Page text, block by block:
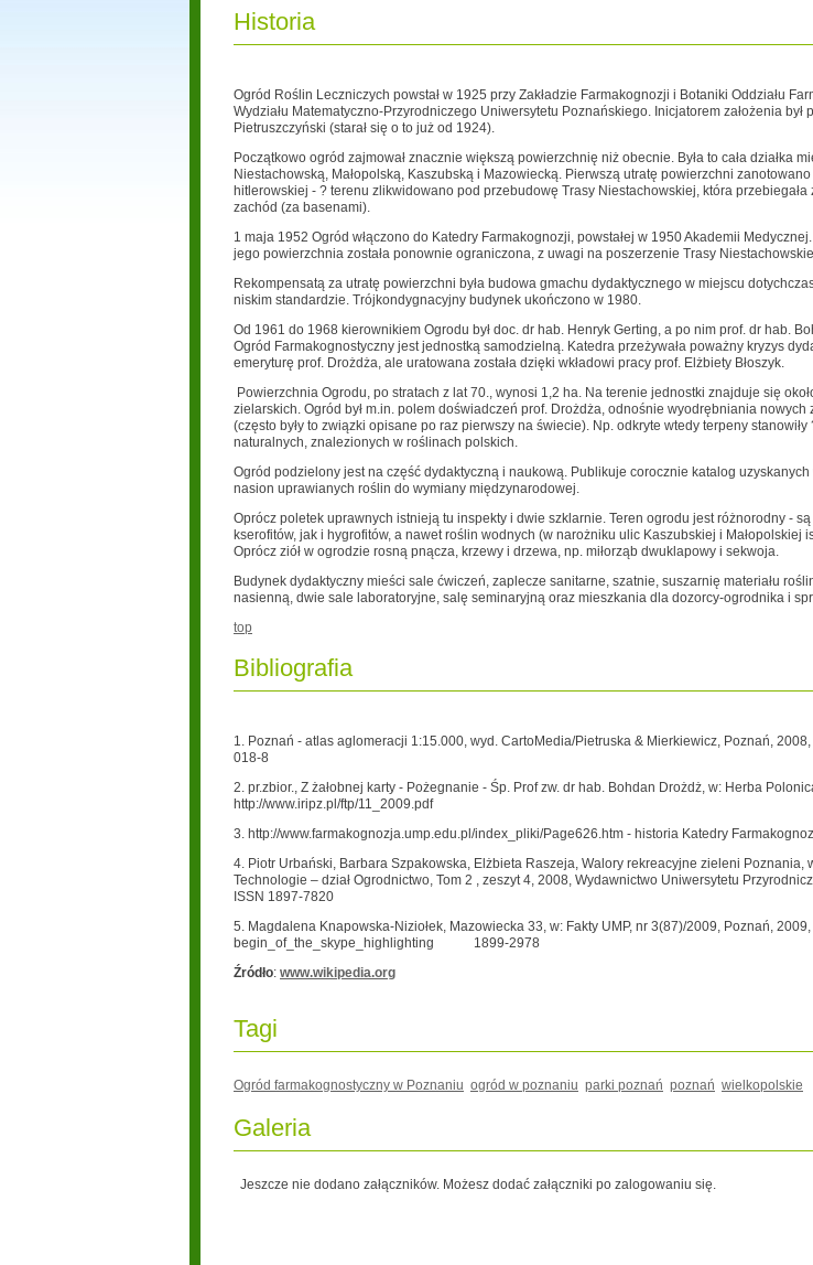
Historia
Ogród Roślin Leczniczych powstał w 1925 przy Zakładzie Farmakognozji i Botaniki Oddziału
Wydziału Matematyczno-Przyrodniczego Uniwersytetu Poznańskiego. Inicjatorem założenia był
Pietruszczyński (starał się o to już od 1924).
Początkowo ogród zajmował znacznie większą powierzchnię niż obecnie. Była to cała działka
Niestachowską, Małopolską, Kaszubską i Mazowiecką. Pierwszą utratę powierzchni
hitlerowskiej - ? terenu zlikwidowano pod przebudowę Trasy Niestachowskiej, która
zachód (za basenami).
1 maja 1952 Ogród włączono do Katedry Farmakognozji, powstałej w 1950 Akademii
jego powierzchnia została ponownie ograniczona, z uwagi na poszerzenie Trasy
Rekompensatą za utratę powierzchni była budowa gmachu dydaktycznego w miejscu
niskim standardzie. Trójkondygnacyjny budynek ukończono w 1980.
Od 1961 do 1968 kierownikiem Ogrodu był doc. dr hab. Henryk Gerting, a po nim prof. dr hab.
Ogród Farmakognostyczny jest jednostką samodzielną. Katedra przeżywała poważny kryzys
emeryturę prof. Drożdża, ale uratowana została dzięki wkładowi pracy prof. Elżbiety Błoszyk.
Powierzchnia Ogrodu, po stratach z lat 70., wynosi 1,2 ha. Na terenie jednostki znajduje się
zielarskich. Ogród był m.in. polem doświadczeń prof. Drożdża, odnośnie wyodrębniania nowych
(często były to związki opisane po raz pierwszy na świecie). Np. odkryte wtedy terpeny
naturalnych, znalezionych w roślinach polskich.
Ogród podzielony jest na część dydaktyczną i naukową. Publikuje corocznie katalog
nasion uprawianych roślin do wymiany międzynarodowej.
Oprócz poletek uprawnych istnieją tu inspekty i dwie szklarnie. Teren ogrodu jest różnorodny -
kserofitów, jak i hygrofitów, a nawet roślin wodnych (w narożniku ulic Kaszubskiej i Małopolskiej
Oprócz ziół w ogrodzie rosną pnącza, krzewy i drzewa, np. miłorząb dwuklapowy i sekwoja.
Budynek dydaktyczny mieści sale ćwiczeń, zaplecze sanitarne, szatnie, suszarnię materiału
nasienną, dwie sale laboratoryjne, salę seminaryjną oraz mieszkania dla dozorcy-ogrodnika i
top
Bibliografia
1. Poznań - atlas aglomeracji 1:15.000, wyd. CartoMedia/Pietruska & Mierkiewicz, Poznań,
018-8
2. pr.zbior., Z żałobnej karty - Pożegnanie - Śp. Prof zw. dr hab. Bohdan Drożdż, w: Herba
http://www.iripz.pl/ftp/11_2009.pdf
3. http://www.farmakognozja.ump.edu.pl/index_pliki/Page626.htm - historia Katedry
4. Piotr Urbański, Barbara Szpakowska, Elżbieta Raszeja, Walory rekreacyjne zieleni Poznania,
Technologie – dział Ogrodnictwo, Tom 2 , zeszyt 4, 2008, Wydawnictwo Uniwersytetu
ISSN 1897-7820
5. Magdalena Knapowska-Niziołek, Mazowiecka 33, w: Fakty UMP, nr 3(87)/2009, Poznań,
begin_of_the_skype_highlighting
1899-2978
Źródło: www.wikipedia.org
Tagi
Ogród farmakognostyczny w Poznaniu ogród w poznaniu parki poznań poznań wielkopolskie
Galeria
Jeszcze nie dodano załączników. Możesz dodać załączniki po zalogowaniu się.